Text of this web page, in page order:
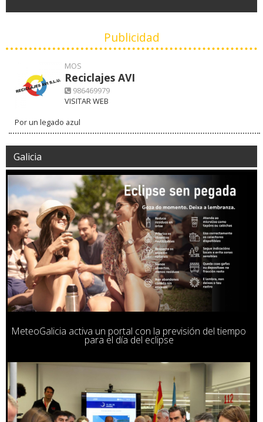
Publicidad
MOS
Reciclajes AVI
986469979
VISITAR WEB
Por un legado azul
Galicia
MeteoGalicia activa un portal con la previsión del tiempo
para el día del eclipse